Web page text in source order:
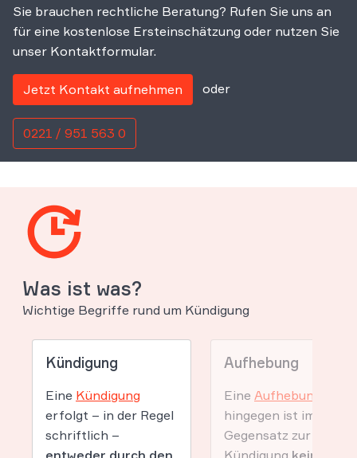
Sie brauchen rechtliche Beratung? Rufen Sie uns an
für eine kostenlose Ersteinschätzung oder nutzen Sie
unser Kontaktformular.
Jetzt Kontakt aufnehmen oder
0221 / 951 563 0
Was ist was?
Wichtige Begriffe rund um Kündigung
Kündigung
Eine Kündigung
erfolgt – in der Regel
schriftlich –
Aufhebung
Eine Aufhebung
hingegen ist im
Gegensatz zur